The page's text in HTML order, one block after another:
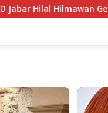
Tantangan Kreatif